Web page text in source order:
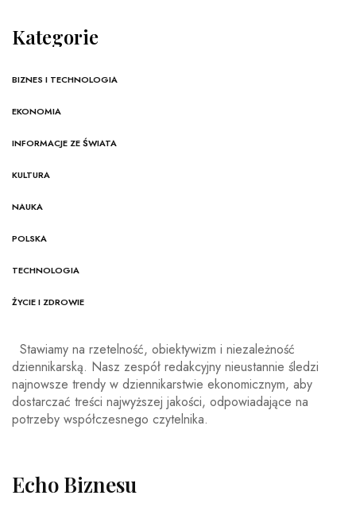
Kategorie
BIZNES I TECHNOLOGIA
EKONOMIA
INFORMACJE ZE ŚWIATA
KULTURA
NAUKA
POLSKA
TECHNOLOGIA
ŻYCIE I ZDROWIE
Stawiamy na rzetelność, obiektywizm i niezależność
dziennikarską. Nasz zespół redakcyjny nieustannie śledzi
najnowsze trendy w dziennikarstwie ekonomicznym, aby
dostarczać treści najwyższej jakości, odpowiadające na
potrzeby współczesnego czytelnika.
Echo Biznesu